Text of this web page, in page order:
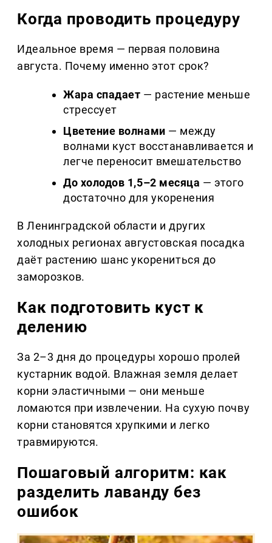
Когда проводить процедуру
Идеальное время — первая половина
августа. Почему именно этот срок?
Жара спадает — растение меньше
стрессует
Цветение волнами — между
волнами куст восстанавливается и
легче переносит вмешательство
До холодов 1,5–2 месяца — этого
достаточно для укоренения
В Ленинградской области и других
холодных регионах августовская посадка
даёт растению шанс укорениться до
заморозков.
Как подготовить куст к
делению
За 2–3 дня до процедуры хорошо пролей
кустарник водой. Влажная земля делает
корни эластичными — они меньше
ломаются при извлечении. На сухую почву
корни становятся хрупкими и легко
травмируются.
Пошаговый алгоритм: как
разделить лаванду без
ошибок